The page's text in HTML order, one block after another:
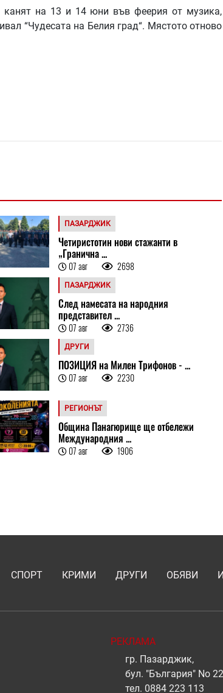
канят на 13 и 14 юни във феерия от музика,
“Чудесата на Белия град“. Мястото отново
ПАЗАРДЖИК
Четиристотин нови стажанти в
„Гранична ...
07 авг 2698
ПАЗАРДЖИК
След намесата на народния
представител ...
07 авг 2736
ДРУГИ
ПОЗИЦИЯ на Милен Трифонов - ...
07 авг 2230
РЕГИОНЪТ
Община Панагюрище ще отбележи
Международния ...
07 авг 1906
СПОРТ КРИМИ ДРУГИ ОБЯВИ
РЕКЛАМА
гр. Пазарджик,
бул. "България" No
тел. 0884 223 113